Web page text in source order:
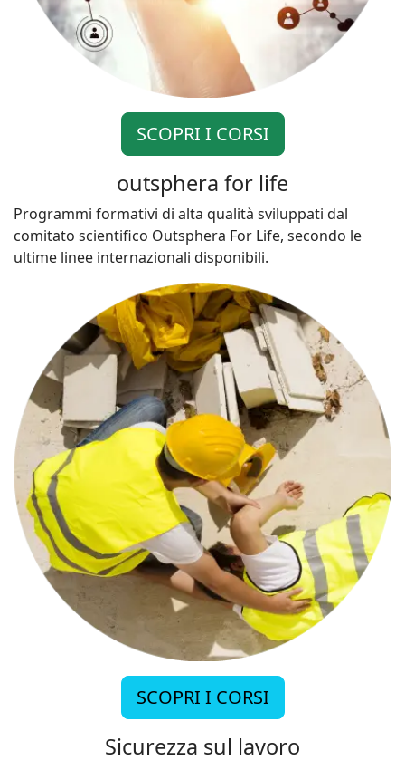
SCOPRI I CORSI
outsphera for life
Programmi formativi di alta qualità sviluppati dal
comitato scientifico Outsphera For Life, secondo le
ultime linee internazionali disponibili.
SCOPRI I CORSI
Sicurezza sul lavoro